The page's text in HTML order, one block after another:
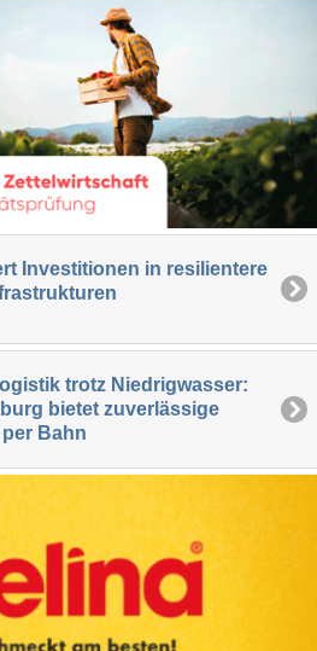
Investitionen in resilientere
trotz Niedrigwasser:
bietet zuverlässige
Bahn